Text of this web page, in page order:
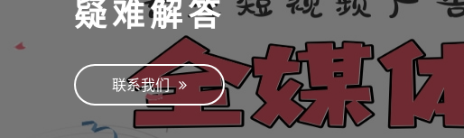
疑难解答
联系我们